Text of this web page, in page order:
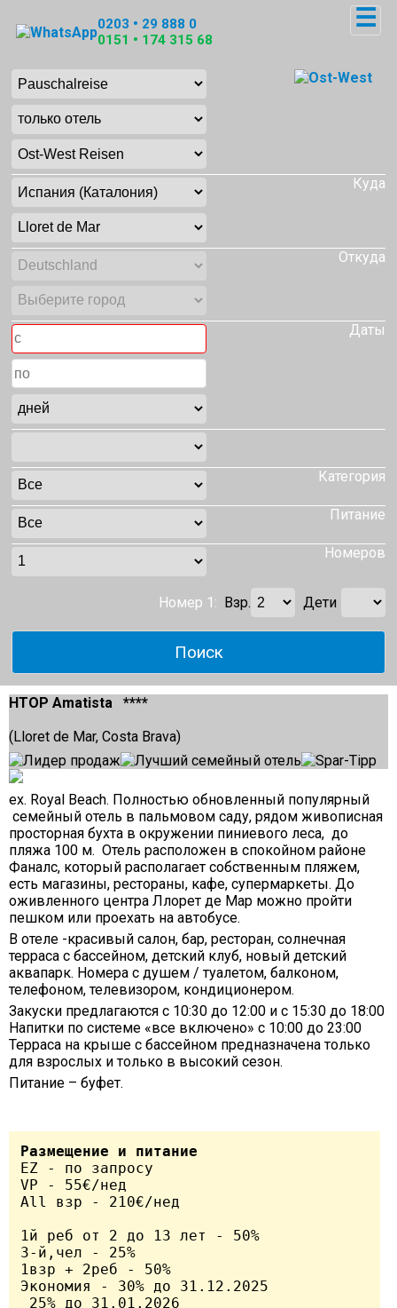
0203 • 29 888 0
0151 • 174 315 68
☰
Куда
Откуда
Даты
Категория
Питание
Номеров
Номер 1: Взр. Дети
HTOP Amatista ****
(Lloret de Mar, Costa Brava)
ex. Royal Beach. Полностью обновленный популярный
семейный отель в пальмовом саду, рядом живописная
просторная бухта в окружении пиниевого леса, до
пляжа 100 м. Отель расположен в спокойном районе
Фаналс, который располагает собственным пляжем,
есть магазины, рестораны, кафе, супермаркеты. До
оживленного центра Ллорет де Мар можно пройти
пешком или проехать на автобусе.
В отеле -красивый салон, бар, ресторан, солнечная
терраса с бассейном, детский клуб, новый детский
аквапарк. Номера с душем / туалетом, балконом,
телефоном, телевизором, кондиционером.
Закуски предлагаются с 10:30 до 12:00 и с 15:30 до 18:00
Напитки по системе «все включено» с 10:00 до 23:00
Терраса на крыше с бассейном предназначена только
для взрослых и только в высокий сезон.
Питание – буфет.
Размещение и питание
EZ - по запроcy
VP - 55€/нед
All взр - 210€/нед
1й реб от 2 до 13 лет - 50%
3-й,чел - 25%
1взр + 2реб - 50%
Экономия - 30% до 31.12.2025